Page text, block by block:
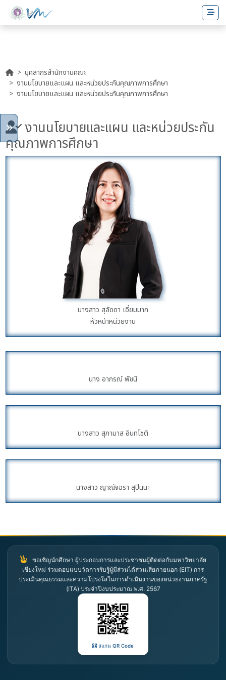
บุคลากรสำนักงานคณะ
งานนโยบายและแผน และหน่วยประกันคุณภาพการศึกษา
งานนโยบายและแผน และหน่วยประกันคุณภาพการศึกษา
งานนโยบายและแผน และหน่วยประกัน
คุณภาพการศึกษา
นางสาว สุลัดดา เอี่ยมมาก
หัวหน้าหน่วยงาน
นาง อาภรณ์ พัชนี
นางสาว สุภามาส อินทโชติ
นางสาว ญาณัจฉรา สุปินนะ
ขอเชิญนักศึกษา ผู้ประกอบการและประชาชนผู้ติดต่อกับมหาวิทยาลัย
เชียงใหม่ ร่วมตอบแบบวัดการรับรู้ผู้มีส่วนได้ส่วนเสียภายนอก (EIT) การ
ประเมินคุณธรรมและความโปร่งใสในการดำเนินงานของหน่วยงานภาครัฐ
(ITA) ประจำปีงบประมาณ พ.ศ. 2567
สแกน QR Code